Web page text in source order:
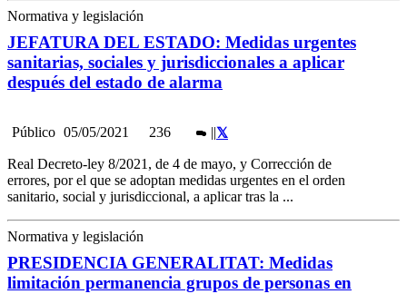
Normativa y legislación
JEFATURA DEL ESTADO: Medidas urgentes
sanitarias, sociales y jurisdiccionales a aplicar
después del estado de alarma
Público 05/05/2021 236 ||
Real Decreto-ley 8/2021, de 4 de mayo, y Corrección de
errores, por el que se adoptan medidas urgentes en el orden
sanitario, social y jurisdiccional, a aplicar tras la ...
Normativa y legislación
PRESIDENCIA GENERALITAT: Medidas
limitación permanencia grupos de personas en